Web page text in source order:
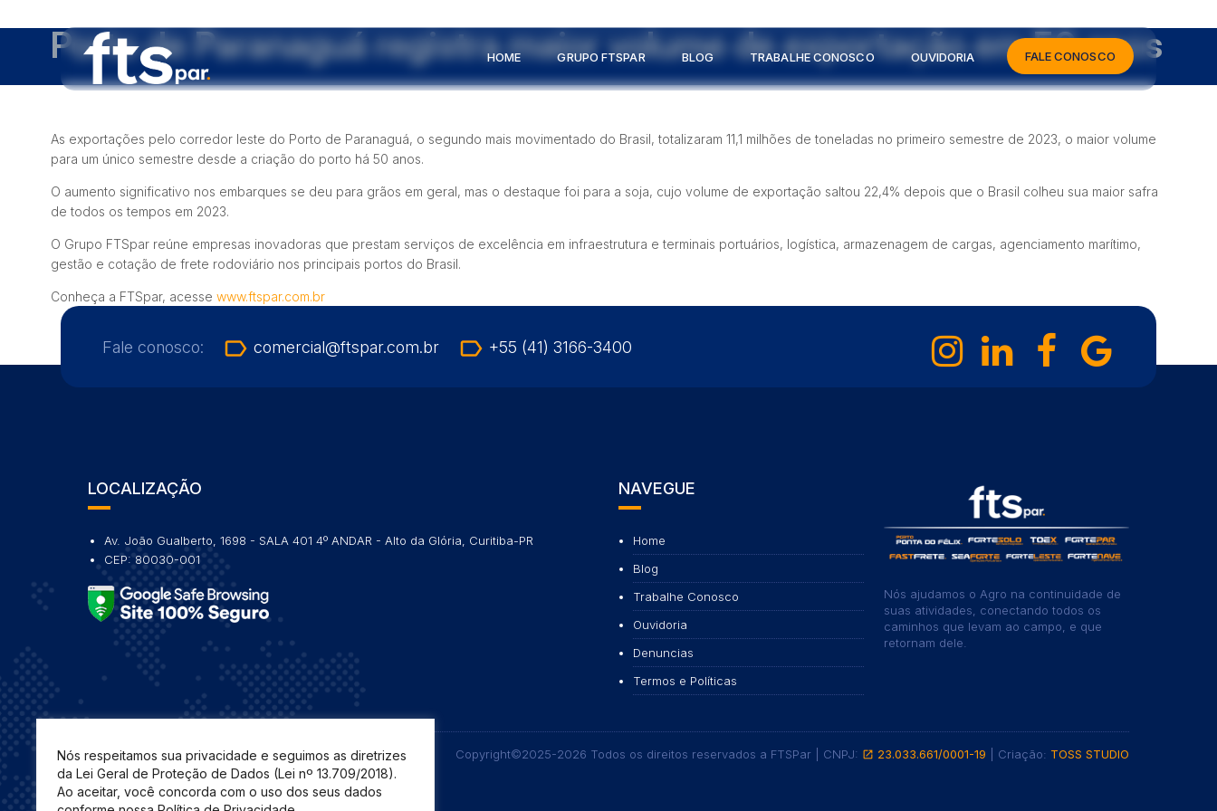
Nós respeitamos sua privacidade e seguimos as diretrizes
da Lei Geral de Proteção de Dados (Lei nº 13.709/2018).
Ao aceitar, você concorda com o uso dos seus dados
FALE CONOSCO
HOME GRUPO FTSPAR BLOG TRABALHE CONOSCO OUVIDORIA
Porto de Paranaguá registra maior volume de exportação em 50 anos
As exportações pelo corredor leste do Porto de Paranaguá, o segundo mais movimentado do Brasil, totalizaram 11,1 milhões de toneladas no primeiro semestre de 2023, o maior volume
para um único semestre desde a criação do porto há 50 anos.
O aumento significativo nos embarques se deu para grãos em geral, mas o destaque foi para a soja, cujo volume de exportação saltou 22,4% depois que o Brasil colheu sua maior safra
de todos os tempos em 2023.
O Grupo FTSpar reúne empresas inovadoras que prestam serviços de excelência em infraestrutura e terminais portuários, logística, armazenagem de cargas, agenciamento marítimo,
gestão e cotação de frete rodoviário nos principais portos do Brasil.
Conheça a FTSpar, acesse www.ftspar.com.br
Fale conosco: label_outline comercial@ftspar.com.br label_outline +55 (41) 3166-3400
LOCALIZAÇÃO
Av. João Gualberto, 1698 - SALA 401 4º ANDAR - Alto da Glória, Curitiba-PR
CEP: 80030-001
NAVEGUE
Home
Blog
Trabalhe Conosco
Ouvidoria
Denuncias
Termos e Políticas
Nós ajudamos o Agro na continuidade de
suas atividades, conectando todos os
caminhos que levam ao campo, e que
retornam dele.
Copyright©2025-2026 Todos os direitos reservados a FTSPar | CNPJ: launch 23.033.661/0001-19 | Criação: TOSS STUDIO